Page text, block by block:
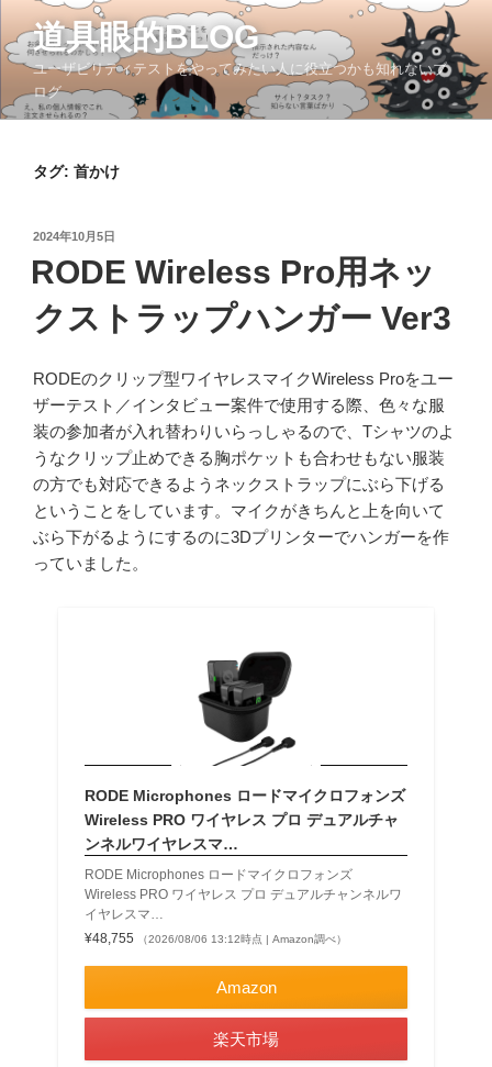
ン
テ
ツ
道具眼的BLOG
ユーザビリティテストをやってみたい人に役立つかも知れないブ
ログ
タグ: 首かけ
投
日:
2024年10月5日
RODE Wireless Pro用ネッ
クストラップハンガー Ver3
RODEのクリップ型ワイヤレスマイクWireless Proをユー
ザーテスト／インタビュー案件で使用する際、色々な服
装の参加者が入れ替わりいらっしゃるので、Tシャツのよ
うなクリップ止めできる胸ポケットも合わせもない服装
の方でも対応できるようネックストラップにぶら下げる
ということをしています。マイクがきちんと上を向いて
ぶら下がるようにするのに3Dプリンターでハンガーを作
っていました。
RODE Microphones ロードマイクロフォンズ
Wireless PRO ワイヤレス プロ デュアルチャ
ンネルワイヤレスマ…
RODE Microphones ロードマイクロフォンズ
Wireless PRO ワイヤレス プロ デュアルチャンネルワ
イヤレスマ…
¥48,755
（2026/08/06 13:12時点 | Amazon調べ）
Amazon
楽天市場